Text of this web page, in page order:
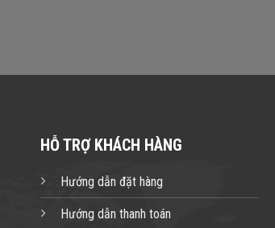
HỖ TRỢ KHÁCH HÀNG
Hướng dẫn đặt hàng
Hướng dẫn thanh toán